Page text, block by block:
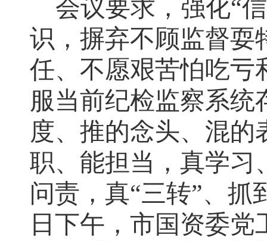
会议要求，强化“
识，摒弃不顾监督耍
任、不愿艰苦怕吃亏
服当前纪检监察系统
度、推的念头、混的
职、能担当，真学习
问责，真“三转”、
日下午，市国资委党